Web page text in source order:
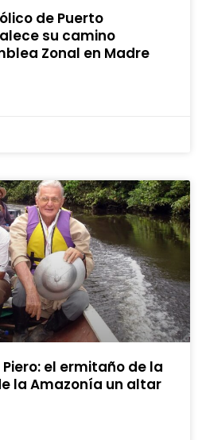
de Puerto
su camino
Zonal en Madre
el ermitaño de la
la Amazonía un altar